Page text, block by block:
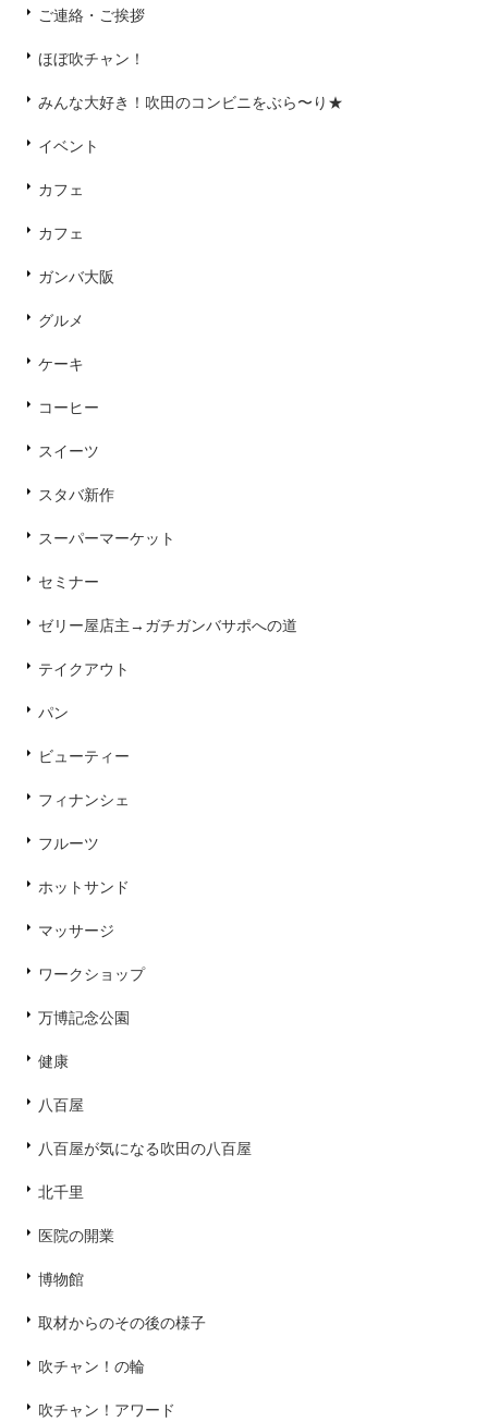
ご連絡・ご挨拶
ほぼ吹チャン！
みんな大好き！吹田のコンビニをぶら〜り★
イベント
カフェ
カフェ
ガンバ大阪
グルメ
ケーキ
コーヒー
スイーツ
スタバ新作
スーパーマーケット
セミナー
ゼリー屋店主→ガチガンバサポへの道
テイクアウト
パン
ビューティー
フィナンシェ
フルーツ
ホットサンド
マッサージ
ワークショップ
万博記念公園
健康
八百屋
八百屋が気になる吹田の八百屋
北千里
医院の開業
博物館
取材からのその後の様子
吹チャン！の輪
吹チャン！アワード